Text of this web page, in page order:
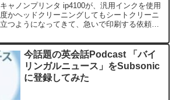
ャノンプリンタ ip4100が、汎用インクを使用
かヘッドクリーニングしてもシートクリーニ
つようになってきて、急いで印刷する依頼が
今話題の英会話Podcast 「バイ
リンガルニュース」をSubsonic
に登録してみた